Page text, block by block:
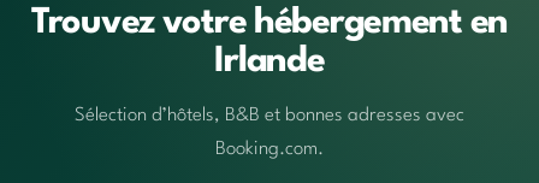
Trouvez votre hébergement en
Irlande
Sélection d’hôtels, B&B et bonnes adresses avec
Booking.com.